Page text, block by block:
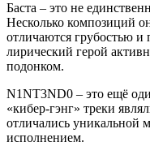
Баста – это не
Несколько композиций
отличаются грубостью
лирический герой
подонком.
N1NT3ND0 – это ещё
«кибер-гэнг» треки
отличались уникальной
исполнением.